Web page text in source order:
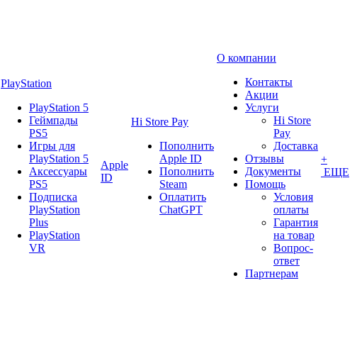
PlayStation
PlayStation 5
Геймпады
PS5
Игры для
PlayStation 5
Аксессуары
PS5
Подписка
PlayStation
Plus
PlayStation
VR
Apple
ID
Hi Store Pay
Пополнить
Apple ID
Пополнить
Steam
Оплатить
ChatGPT
О компании
Контакты
Акции
Услуги
Hi Store
Pay
Доставка
Отзывы
Документы
Помощь
Условия
оплаты
Гарантия
на товар
Вопрос-
ответ
Партнерам
+
ЕЩЕ